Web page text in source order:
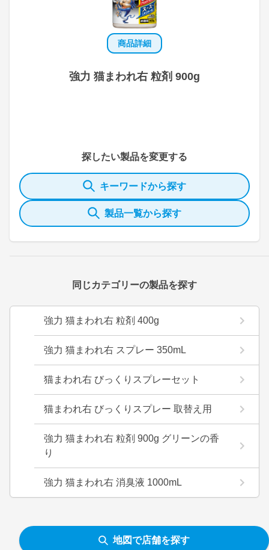
商品詳細
強力 猫まわれ右 粒剤 900g
探したい製品を変更する
キーワードから探す
製品一覧から探す
同じカテゴリーの製品を探す
強力 猫まわれ右 粒剤 400g
強力 猫まわれ右 スプレー 350mL
猫まわれ右 びっくりスプレーセット
猫まわれ右 びっくりスプレー 取替え用
強力 猫まわれ右 粒剤 900g グリーンの香
り
強力 猫まわれ右 消臭液 1000mL
地図で店舗を探す